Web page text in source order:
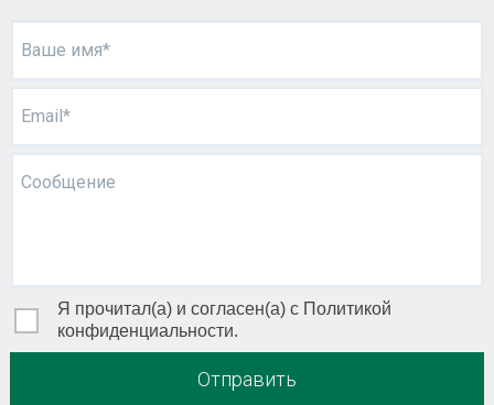
Ваше имя*
Email*
Сообщение
Я прочитал(а) и согласен(а) с Политикой
конфиденциальности.
Отправить